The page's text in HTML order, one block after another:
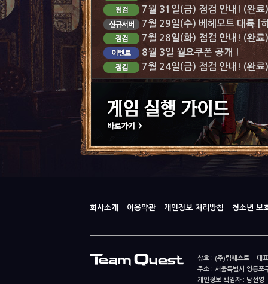
7월 31일(금) 점검 안내! (완료)
7월 29일(수) 베헤모트 대륙 [
7월 28일(화) 점검 안내! (완료)
8월 3일 월요쿠폰 공개 !
7월 24일(금) 점검 안내! (완료)
회사소개 이용약관 개인정보 처리방침 청소년 보
상호 : (주)팀퀘스트 대
주소 : 서울특별시 영등
개인정보 책임자 : 남